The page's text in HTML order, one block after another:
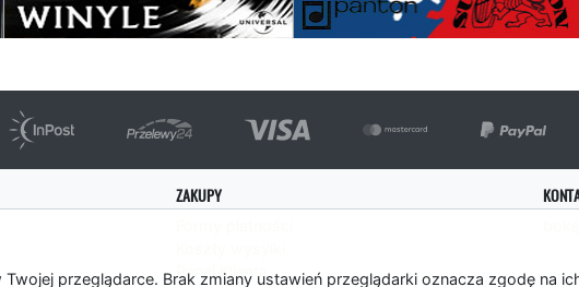
przeglądarce. Brak zmiany ustawień przeglądarki oznacza zgodę na
ZAKUPY
Panel Klienta